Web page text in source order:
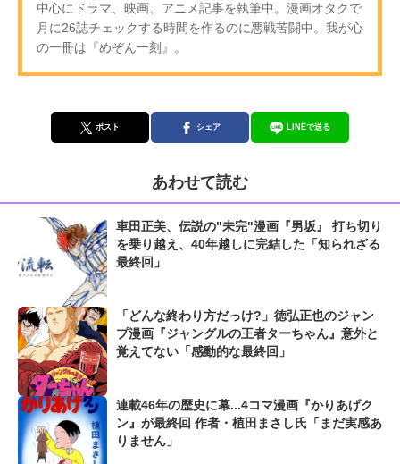
中心にドラマ、映画、アニメ記事を執筆中。漫画オタクで
月に26誌チェックする時間を作るのに悪戦苦闘中。我が心
の一冊は『めぞん一刻』。
ポスト シェア LINEで送る
あわせて読む
車田正美、伝説の"未完"漫画『男坂』 打ち切り
を乗り越え、40年越しに完結した「知られざる
最終回」
「どんな終わり方だっけ?」徳弘正也のジャン
プ漫画『ジャングルの王者ターちゃん』意外と
覚えてない「感動的な最終回」
連載46年の歴史に幕...4コマ漫画『かりあげク
ン』が最終回 作者・植田まさし氏「まだ実感あ
りません」